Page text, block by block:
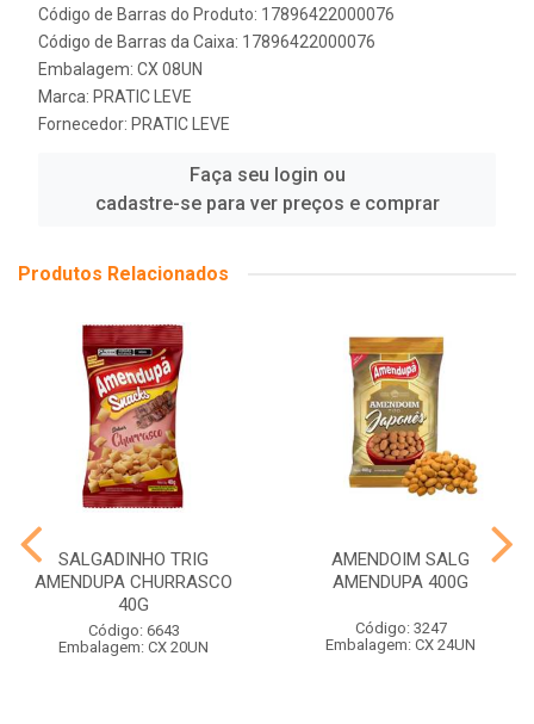
Código de Barras do Produto: 17896422000076
Código de Barras da Caixa: 17896422000076
Embalagem: CX 08UN
Marca: PRATIC LEVE
Fornecedor: PRATIC LEVE
Faça seu login ou
cadastre-se para ver preços e comprar
Produtos Relacionados
SALGADINHO TRIG
AMENDUPA CHURRASCO
40G
Código: 6643
Embalagem: CX 20UN
AMENDOIM SALG
AMENDUPA 400G
Código: 3247
Embalagem: CX 24UN